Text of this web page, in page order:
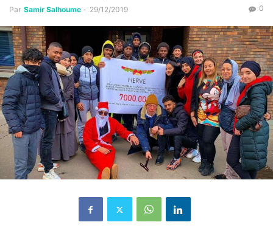
Par Samir Salhoume - 29/12/2019 0